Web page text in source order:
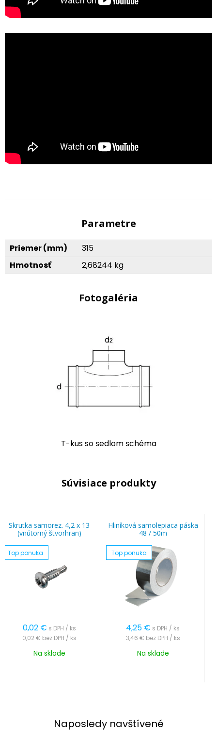
Parametre
Priemer (mm)
315
Hmotnosť
2,68244 kg
Fotogaléria
T-kus so sedlom schéma
Súvisiace produkty
Skrutka samorez. 4,2 x 13
(vnútorný štvorhran)
Top ponuka
0,02 € s DPH / ks
0,02 € bez DPH / ks
Na sklade
Hliníková samolepiaca páska
48 / 50m
Top ponuka
4,25 € s DPH / ks
3,46 € bez DPH / ks
Na sklade
Naposledy navštívené